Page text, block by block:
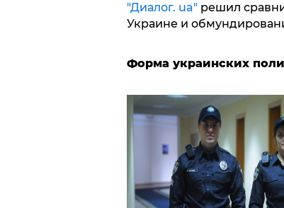
"Диалог. ua"решил
Украине и
Форма украинских